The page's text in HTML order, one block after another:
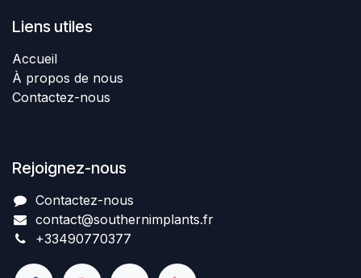
Liens utiles
Accueil
À propos de nous
Contactez-nous
Rejoignez-nous
Contactez-nous​
contact@southernimplant​​​s.fr
+334907​70377